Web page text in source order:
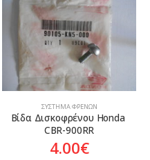
ΣΎΣΤΗΜΑ ΦΡΈΝΩΝ
Βίδα Δισκοφρένου Honda
CBR-900RR
4.00€